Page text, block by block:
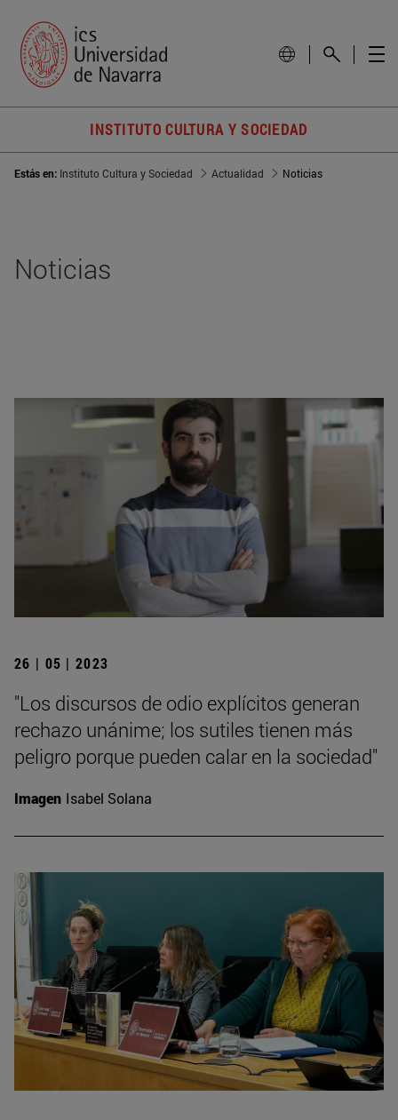
INSTITUTO CULTURA Y SOCIEDAD
Estás en: Instituto Cultura y Sociedad Actualidad Noticias
Noticias
26 | 05 | 2023
"Los discursos de odio explícitos generan
rechazo unánime; los sutiles tienen más
peligro porque pueden calar en la sociedad"
Imagen Isabel Solana